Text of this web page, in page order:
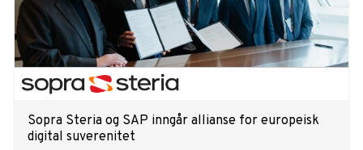
Sopra Steria og SAP inngår allianse for europeisk
digital suverenitet